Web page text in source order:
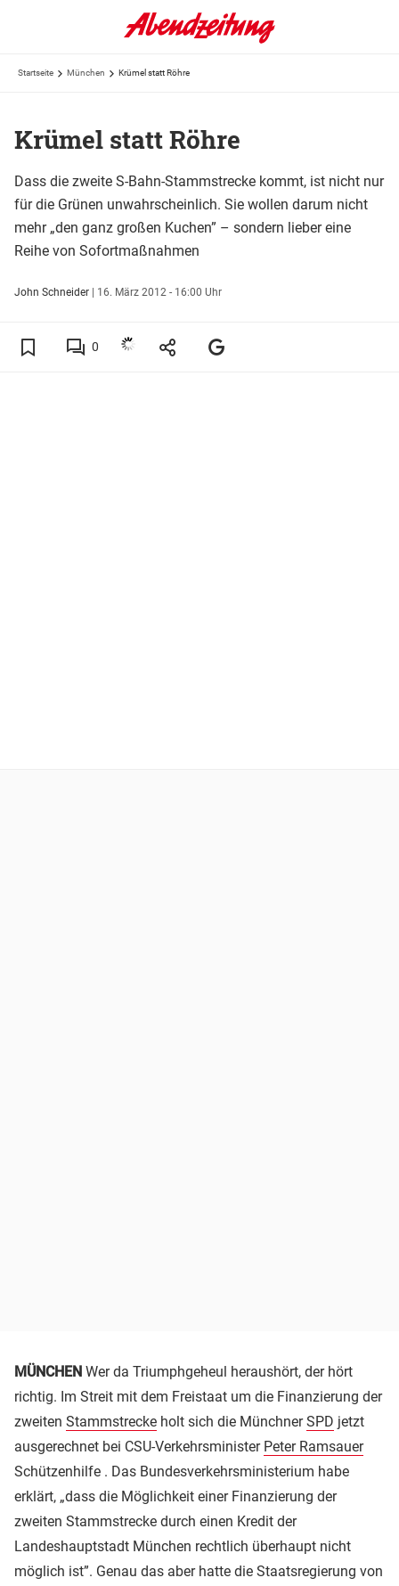
Startseite München Krümel statt Röhre
Krümel statt Röhre
Dass die zweite S-Bahn-Stammstrecke kommt, ist nicht nur
für die Grünen unwahrscheinlich. Sie wollen darum nicht
mehr „den ganz großen Kuchen” – sondern lieber eine
Reihe von Sofortmaßnahmen
John Schneider | 16. März 2012 - 16:00 Uhr
0
MÜNCHEN Wer da Triumphgeheul heraushört, der hört
richtig. Im Streit mit dem Freistaat um die Finanzierung der
zweiten Stammstrecke holt sich die MünchnerSPD jetzt
ausgerechnet bei CSU-Verkehrsminister Peter Ramsauer
Schützenhilfe . Das Bundesverkehrsministerium habe
erklärt, „dass die Möglichkeit einer Finanzierung der
zweiten Stammstrecke durch einen Kredit der
Landeshauptstadt München rechtlich überhaupt nicht
möglich ist”. Genau das aber hatte die Staatsregierung von